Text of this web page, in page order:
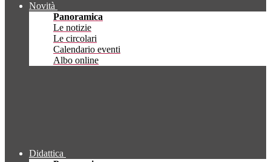
Novità
Panoramica
Le notizie
Le circolari
Calendario eventi
Albo online
Didattica